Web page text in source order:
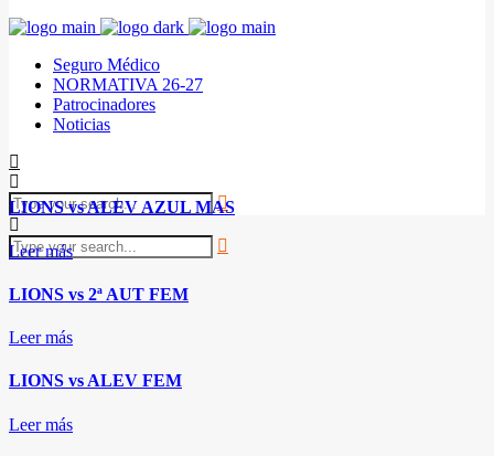
Seguro Médico
NORMATIVA 26-27
Patrocinadores
Noticias
LIONS vs ALEV AZUL MAS
Leer más
LIONS vs 2ª AUT FEM
Leer más
LIONS vs ALEV FEM
Leer más